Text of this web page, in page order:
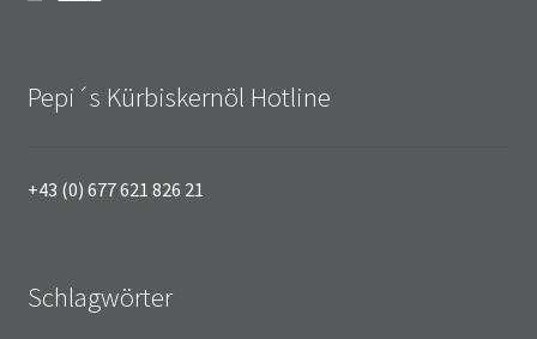
Pepi´s Kürbiskernöl Hotline
+43 (0) 677 621 826 21
Schlagwörter